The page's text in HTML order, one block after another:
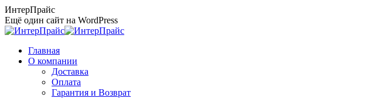
Перейти
к
содержанию
ИнтерПрайс
Ещё один сайт на WordPress
Главная
О компании
Доставка
Оплата
Гарантия и Возврат